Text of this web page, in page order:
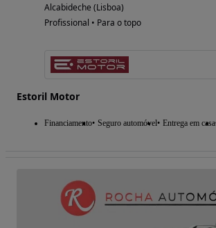
Alcabideche (Lisboa)
Profissional • Para o topo
Estoril Motor
Financiamento Seguro automóvel Entrega em casa